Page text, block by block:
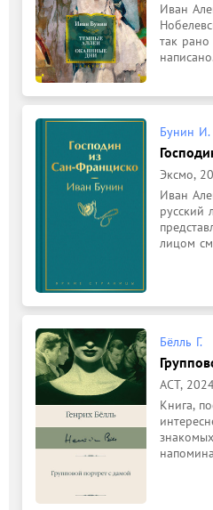
Иван
так
Бунин И.
Эксмо,
Иван
русский
лицом
Бёлль Г.
АСТ,
Книга,